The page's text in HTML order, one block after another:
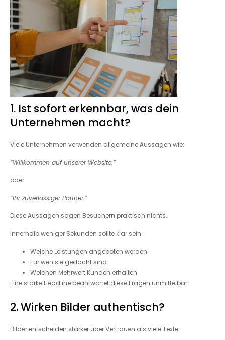
1. Ist sofort erkennbar, was dein
Unternehmen macht?
Viele Unternehmen verwenden allgemeine Aussagen wie:
“Willkommen auf unserer Website.”
oder
“Ihr zuverlässiger Partner.”
Diese Aussagen sagen Besuchern praktisch nichts.
Innerhalb weniger Sekunden sollte klar sein:
Welche Leistungen angeboten werden
Für wen sie gedacht sind
Welchen Mehrwert Kunden erhalten
Eine starke Headline beantwortet diese Fragen unmittelbar.
2. Wirken Bilder authentisch?
Bilder entscheiden stärker über Vertrauen als viele Texte.